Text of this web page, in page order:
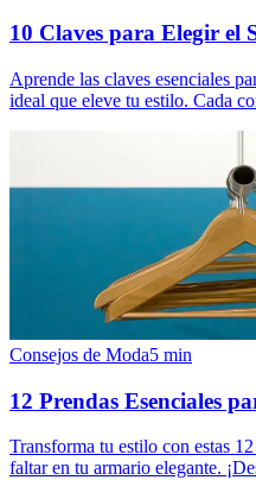
10 Claves para Elegir el
Aprende las claves esenciales
ideal que eleve tu estilo. Cada
Consejos de Moda5 min
12 Prendas Esenciales
Transforma tu estilo con estas
faltar en tu armario elegante.